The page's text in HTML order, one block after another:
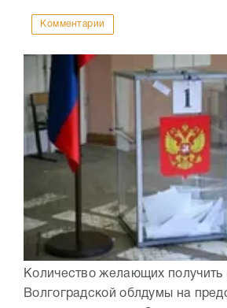
Комментарии
Количество желающих получить
Волгоградской облдумы на